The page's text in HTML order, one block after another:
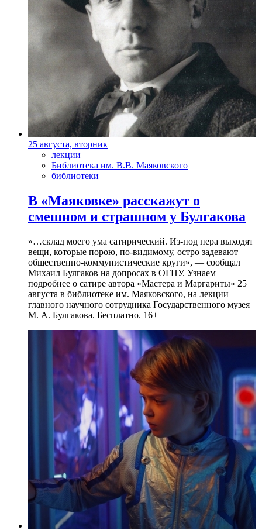
25 августа, вторник
лекции
Библиотека им. В.В. Маяковского
библиотеки
В «Маяковке» расскажут о
смешном и страшном у Булгакова
»…склад моего ума сатирический. Из-под пера выходят
вещи, которые порою, по-видимому, остро задевают
общественно-коммунистические круги», — сообщал
Михаил Булгаков на допросах в ОГПУ. Узнаем
подробнее о сатире автора «Мастера и Маргариты» 25
августа в библиотеке им. Маяковского, на лекции
главного научного сотрудника Государственного музея
М. А. Булгакова. Бесплатно. 16+